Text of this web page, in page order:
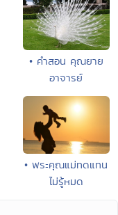
• คำสอน คุณยาย
อาจารย์
• พระคุณแม่ทดแทน
ไม่รู้หมด